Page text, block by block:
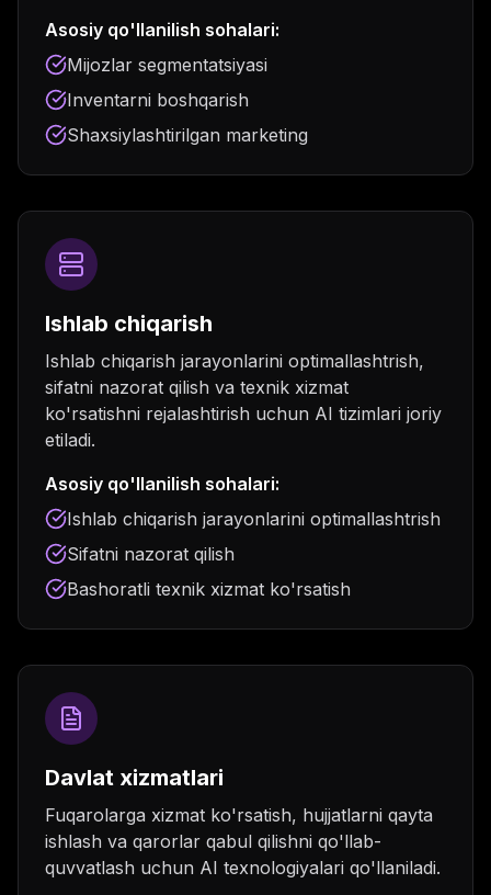
Asosiy qo'llanilish sohalari:
Mijozlar segmentatsiyasi
Inventarni boshqarish
Shaxsiylashtirilgan marketing
Ishlab chiqarish
Ishlab chiqarish jarayonlarini optimallashtrish,
sifatni nazorat qilish va texnik xizmat
ko'rsatishni rejalashtirish uchun AI tizimlari joriy
etiladi.
Asosiy qo'llanilish sohalari:
Ishlab chiqarish jarayonlarini optimallashtrish
Sifatni nazorat qilish
Bashoratli texnik xizmat ko'rsatish
Davlat xizmatlari
Fuqarolarga xizmat ko'rsatish, hujjatlarni qayta
ishlash va qarorlar qabul qilishni qo'llab-
quvvatlash uchun AI texnologiyalari qo'llaniladi.